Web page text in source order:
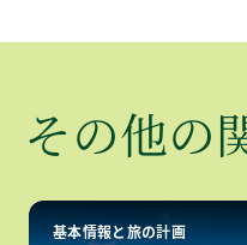
その​他の​
基本情報と旅の計画